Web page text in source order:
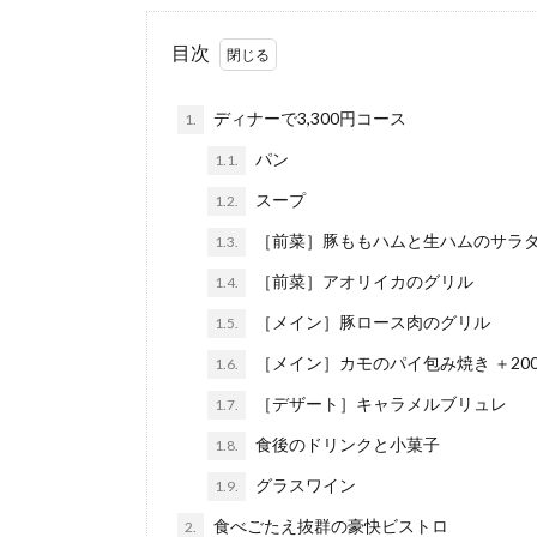
目次
1. ディナーで3,300円コース
1.1. パン
1.2. スープ
1.3. ［前菜］豚ももハムと生ハムのサラ
1.4. ［前菜］アオリイカのグリル
1.5. ［メイン］豚ロース肉のグリル
1.6. ［メイン］カモのパイ包み焼き ＋
1.7. ［デザート］キャラメルブリュレ
1.8. 食後のドリンクと小菓子
1.9. グラスワイン
2. 食べごたえ抜群の豪快ビストロ